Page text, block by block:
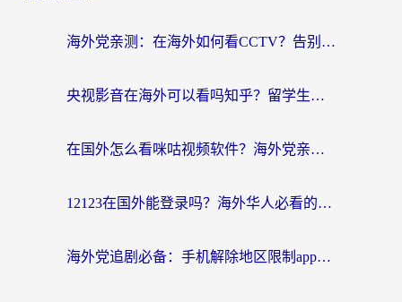
海外党亲测：在海外如何看CCTV？告别“仅限大陆播放”的实用指南
央视影音在海外可以看吗知乎？留学生亲测：3步解决地域限制+追剧自由
在国外怎么看咪咕视频软件？海外党亲测有效的回国加速方案
12123在国外能登录吗？海外华人必看的回国加速实用指南
海外党追剧必备：手机解除地区限制app怎么选？解决央视视频&国内剧地区限制全指南